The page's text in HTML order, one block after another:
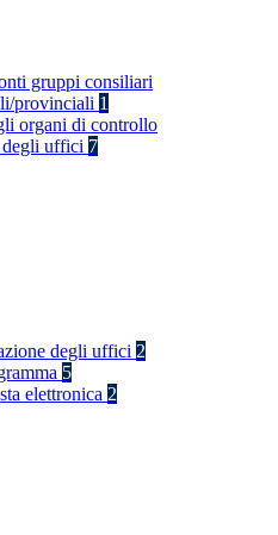
gruppi consiliari
provinciali 1
organi di controllo
uffici 7
degli uffici 2
5
elettronica 2